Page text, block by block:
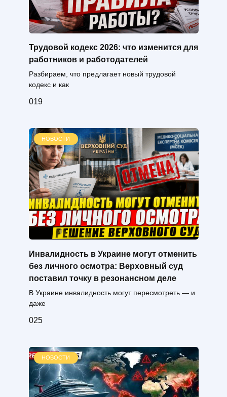
Трудовой кодекс 2026: что изменится для
работников и работодателей
Разбираем, что предлагает новый трудовой
кодекс и как
019
НОВОСТИ
Инвалидность в Украине могут отменить
без личного осмотра: Верховный суд
поставил точку в резонансном деле
В Украине инвалидность могут пересмотреть — и
даже
025
НОВОСТИ